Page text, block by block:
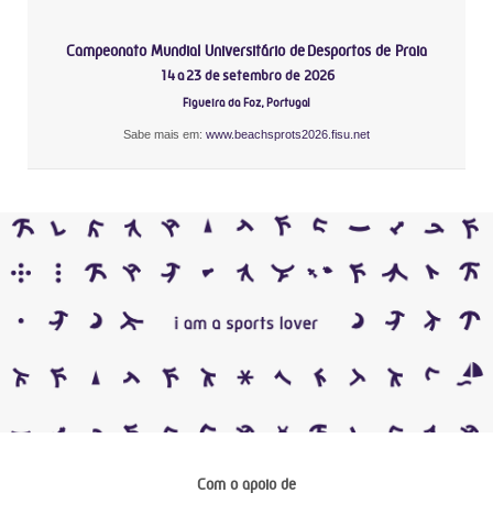
Campeonato Mundial Universitário de Desportos de Praia
14 a 23 de setembro de 2026
Figueira da Foz, Portugal
Sabe mais em: www.beachsprots2026.fisu.net
Com o apoio de